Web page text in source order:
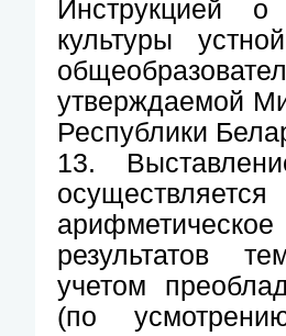
Инструкцией
культуры
утверждаемой
Республики
13.
результатов
учетом
(по